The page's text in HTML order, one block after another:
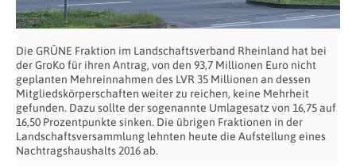
Die GRÜNE Fraktion im Landschaftsverband Rheinland hat bei
der GroKo für ihren Antrag, von den 93,7 Millionen Euro nicht
geplanten Mehreinnahmen des LVR 35 Millionen an dessen
Mitgliedskörperschaften weiter zu reichen, keine Mehrheit
gefunden. Dazu sollte der sogenannte Umlagesatz von 16,75 auf
16,50 Prozentpunkte sinken. Die übrigen Fraktionen in der
Landschaftsversammlung lehnten heute die Aufstellung eines
Nachtragshaushalts 2016 ab.